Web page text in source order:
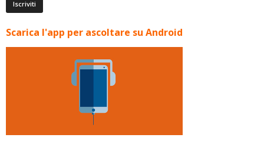
Scarica l'app per ascoltare su Android